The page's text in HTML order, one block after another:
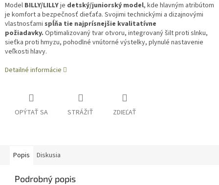
Model BILLY/LILLYje detský/juniorský model, kde hlavným atribútom
je komfort a bezpečnosť dieťaťa. Svojimi technickými a dizajnovými
vlastnosťami spĺňa tie najprísnejšie kvalitatívne
požiadavky. Optimalizovaný tvar otvoru, integrovaný šilt proti slnku,
sieťka proti hmyzu, pohodlné vnútorné výstelky, plynulé nastavenie
veľkosti hlavy.
Detailné informácie
OPÝTAŤ SA STRÁŽIŤ ZDIEĽAŤ
Popis Diskusia
Podrobný popis